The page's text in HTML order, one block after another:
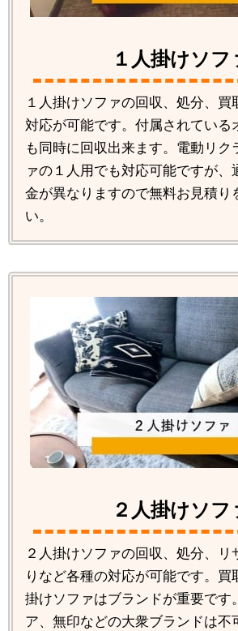
１人掛けソフ
１人掛けソファの回収、処分、買
対応が可能です。付属されている
も同時に回収出来ます。電動リク
ァの１人用でも対応可能ですが、
金が異なりますので無料お見積り
い。
２人掛けソフ
２人掛けソファの回収、処分、リ
りなど各種の対応が可能です。買
掛けソファはブランドが重要です
ア、無印などの大衆ブランドは不